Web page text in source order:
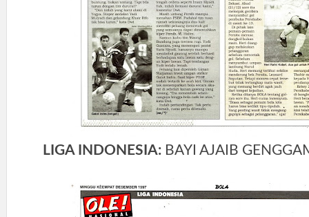
LIGA INDONESIA: BAYI AJAIB